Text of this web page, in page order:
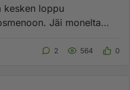
kesken loppu
Jäi monelta
2 564 0